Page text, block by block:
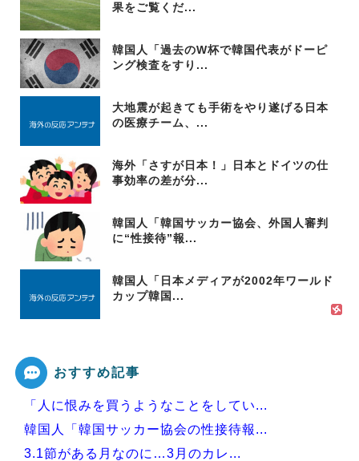
果をご覧くだ...
韓国人「過去のW杯で韓国代表がドーピ
ング検査をすり...
大地震が起きても手術をやり遂げる日本
の医療チーム、...
海外「さすが日本！」日本とドイツの仕
事効率の差が分...
韓国人「韓国サッカー協会、外国人審判
に“性接待”報...
韓国人「日本メディアが2002年ワールド
カップ韓国...
おすすめ記事
「人に恨みを買うようなことをしてい...
韓国人「韓国サッカー協会の性接待報...
3.1節がある月なのに…3月のカレ...